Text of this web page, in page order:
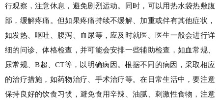
行观察，注意休息，避免剧烈运动。同时，可以用热水袋热敷腹
部，缓解疼痛。但如果疼痛持续不缓解、加重或伴有其他症状，
如发热、呕吐、腹泻、血尿等，应及时就医。医生一般会进行详
细的问诊、体格检查，并可能会安排一些辅助检查，如血常规、
尿常规、B超、CT等，以明确病因。根据不同的病因，采取相应
的治疗措施，如药物治疗、手术治疗等。在日常生活中，要注意
保持良好的饮食习惯，避免食用辛辣、油腻、刺激性食物，注意